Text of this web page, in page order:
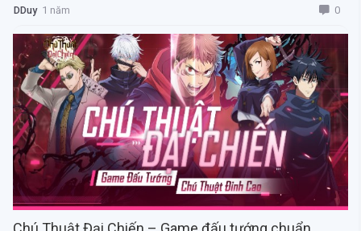
DDuy1 năm 0